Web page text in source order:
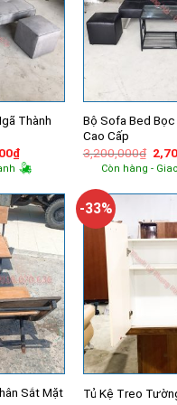
Thành
₫Giá
hiện
tại
2,100,000₫.
Bộ Sofa Bed
Cao Cấp
3,200,000₫ Giá
gốc
là:
Còn hàng -
Sắt Mặt
-33%
Tủ Kệ Treo